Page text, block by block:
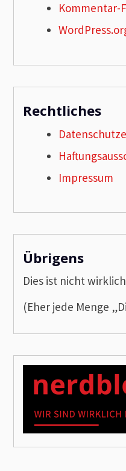
Kommentar-
Rechtliches
Impressum
Übrigens
Dies ist nicht
(Eher jede Menge